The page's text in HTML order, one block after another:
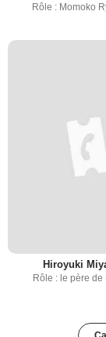
Rôle : Momoko
Hiroyuki
Rôle : le père de